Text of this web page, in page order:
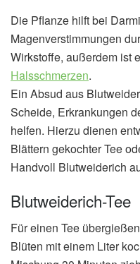
Die Pflanze hilft bei
Magenverstimmungen
Wirkstoffe, außerdem ist
Halsschmerzen.
Ein Absud aus
Scheide, Erkrankungen
helfen. Hierzu dienen
Blättern gekochter Tee
Handvoll Blutweiderich
Blutweiderich-Tee
Für einen Tee
Blüten mit einem Liter